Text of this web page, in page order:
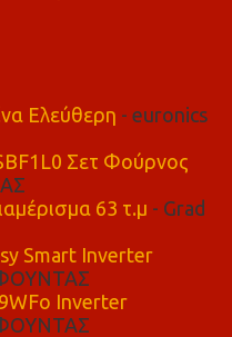
Ελεύθερη - euronics
Σετ Φούρνος
63 τ.μ - Grad
Smart Inverter
Inverter